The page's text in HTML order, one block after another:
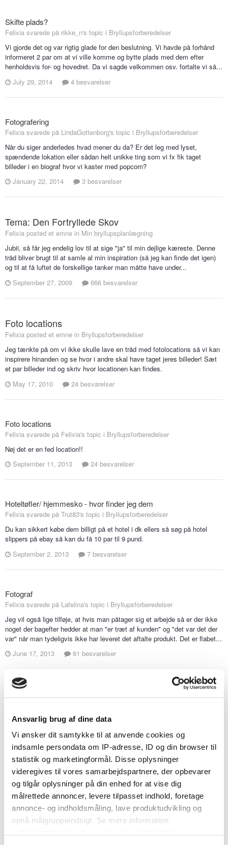
Ansvarlig brug af dine data
Vi ønsker dit samtykke til at anvende cookies og
indsamle persondata om IP-adresse, ID og din browser til
statistik og marketingformål. Disse oplysninger
videregives til vores samarbejdspartnere, der opbevarer
og tilgår oplysninger på din enhed for at vise dig
målrettede annoncer, levere tilpasset indhold, foretage
annonce- og indholdsmåling, lave produktudvikling og
opnå målgruppeindsigt. Se mere information
Skifte plads?
Felixia svarede på rikke_n's topic i Bryllupsforberedelser
Vi gjorde det og var rigtig glade for den beslutning. Vi havde på forhånd
informeret 2 par om at vi ville komme og bytte plads med dem efter
henholdsvis for- og hovedret. Da vi sagde velkommen osv. fortalte vi så...
July 29, 2014
4 besvarelser
Fotografering
Felixia svarede på LindaGottenborg's topic i Bryllupsforberedelser
Når du siger anderledes hvad mener du da? Er det leg med lyset,
spændende lokation eller sådan helt unikke ting som vi fx fik taget
billeder i en biograf hvor vi kaster med popcorn?
January 22, 2014
3 besvarelser
Tema: Den Fortryllede Skov
Felixia posted et emne in Min bryllupsplanlægning
Jubii, så får jeg endelig lov til at sige "ja" til min dejlige kæreste. Denne
tråd bliver brugt til at samle al min inspiration (så jeg kan finde det igen)
og til at få luftet de forskellige tanker man måtte have under...
September 27, 2009
666 besvarelser
Foto locations
Felixia posted et emne in Bryllupsforberedelser
Jeg tænkte på om vi ikke skulle lave en tråd med fotolocations så vi kan
inspirere hinanden og se hvor i andre skal have taget jeres billeder! Sæt
et par billeder ind og skriv hvor locationen kan findes.
May 17, 2010
24 besvarelser
Foto locations
Felixia svarede på Felixia's topic i Bryllupsforberedelser
Nøj det er en fed location!!
September 11, 2013
24 besvarelser
Hoteltøfler/ hjemmesko - hvor finder jeg dem
Felixia svarede på Trut83's topic i Bryllupsforberedelser
Du kan sikkert købe dem billigt på et hotel i dk ellers så søg på hotel
slippers på ebay så kan du få 10 par til 9 pund.
September 2, 2013
7 besvarelser
Fotograf
Felixia svarede på Lafelina's topic i Bryllupsforberedelser
Jeg vil også lige tilføje, at hvis man påtager sig et arbejde så er der ikke
noget der bagefter hedder at man "er træt af kunden" og "det var det der
var" når man tydeligvis ikke har leveret det aftalte produkt. Det er flabet...
June 17, 2013
61 besvarelser
Jeg kan sagtens forstå at du er skuffet! Jeg synes det er helt til grin at
hvad i havde fået. Location billederne synes jeg er pinlige i kvaliteten...
June 17, 2013
61 besvarelser
Ferie inden bryllup
Felixia svarede på siimba's topic i
Bryllupsforberedelser
Jeg vil sige at det kommer an på hvor meget planlægning osv. i mangler
og især hvor meget I selv skal stå for og sørge for inden dagen.